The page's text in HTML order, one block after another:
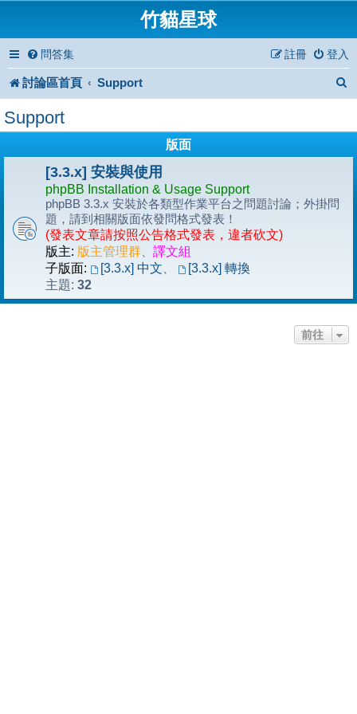
竹貓星球
問答集 登入
註冊
討論區首頁 Support
Support
版面
[3.3.x] 安裝與使用
phpBB Installation & Usage Support
phpBB 3.3.x 安裝於各類型作業平台之問題討論；外掛問
題，請到相關版面依發問格式發表！
(發表文章請按照公告格式發表，違者砍文)
版主: 版主管理群
譯文組
子版面:
[3.3.x] 中文
[3.3.x] 轉換
主題: 32
前往